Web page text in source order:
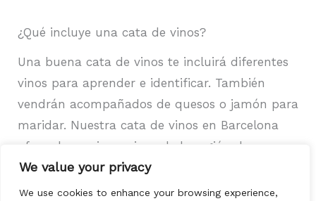
We value your privacy
We use cookies to enhance your browsing experience,
¿Qué incluye una cata de vinos?
Una buena cata de vinos te incluirá diferentes
vinos para aprender e identificar. También
vendrán acompañados de quesos o jamón para
maridar. Nuestra cata de vinos en Barcelona
ofrece los mejores vinos de la región de
Cataluña. Estos eventos son siempre dirigidos
por expertos y profesionales sommeliers que